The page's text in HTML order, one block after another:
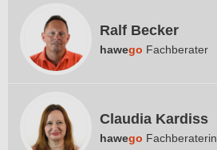
Ralf Becker
hawego Fachberater
Claudia Kardiss
hawego Fachberaterin